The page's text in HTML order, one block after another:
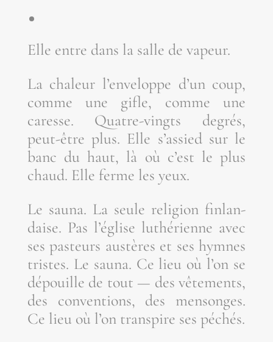
Elle entre dans la salle de vapeur.
La cha­leur l’enveloppe d’un coup,
comme une gifle, comme une
caresse. Quatre-vingts degrés,
peut-être plus. Elle s’assied sur le
banc du haut, là où c’est le plus
chaud. Elle ferme les yeux.
Le sau­na. La seule reli­gion fin­lan­
daise. Pas l’église luthé­rienne avec
ses pas­teurs aus­tères et ses hymnes
tristes. Le sau­na. Ce lieu où l’on se
dépouille de tout — des vête­ments,
des conven­tions, des men­songes.
Ce lieu où l’on trans­pire ses péchés.